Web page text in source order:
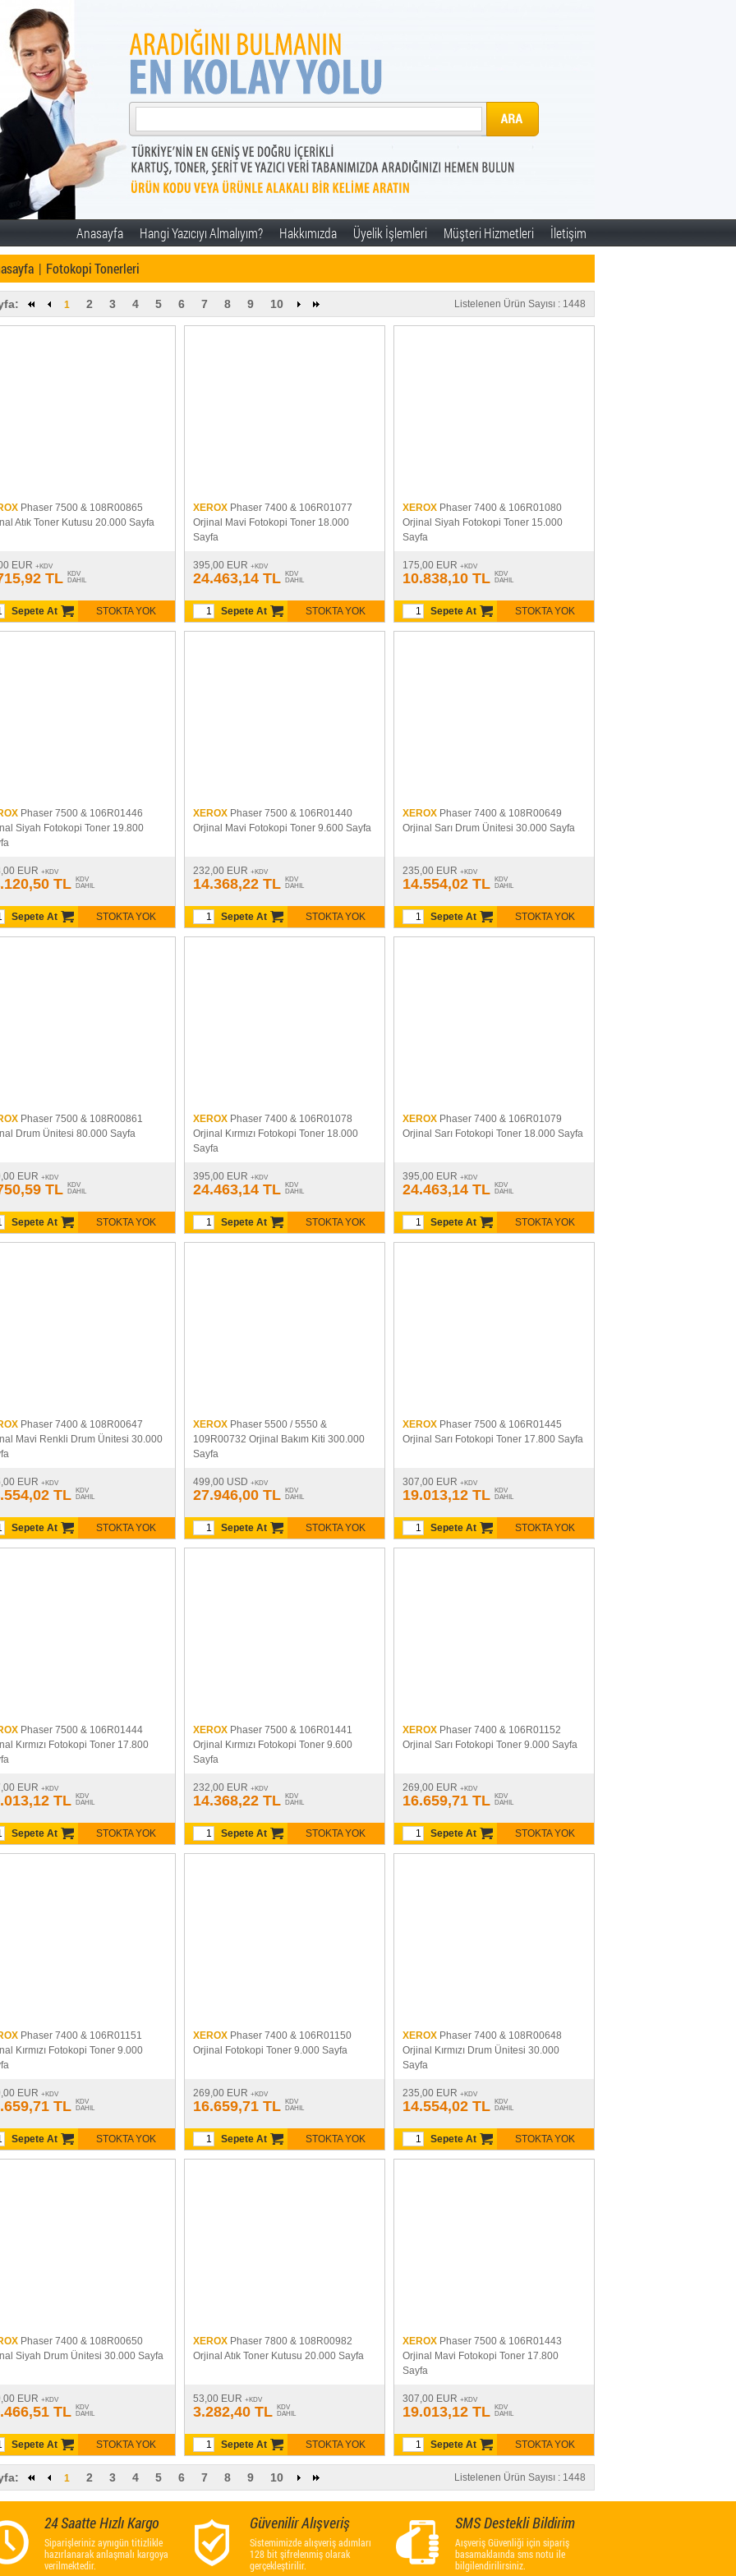
Anasayfa Hangi Yazıcıyı Almalıyım? Hakkımızda Üyelik İşlemleri Müşteri Hizmetleri İletişim
| Fotokopi Tonerleri
1 2 3 4 5 6 7 8 9 10 Listelenen Ürün Sayısı : 1448
Phaser 7500 & 108R00865
Atık Toner Kutusu 20.000 Sayfa
EUR +KDV
TL
KDV
DAHIL
STOKTA YOK
Sepete At
XEROX Phaser 7400 & 106R01077
Orjinal Mavi Fotokopi Toner 18.000
Sayfa
395,00 EUR +KDV
24.463,14 TL
KDV
DAHIL
STOKTA YOK
Sepete At
XEROX Phaser 7400 & 106R01080
Orjinal Siyah Fotokopi Toner 15.000
Sayfa
175,00 EUR +KDV
10.838,10 TL
KDV
DAHIL
STOKTA YOK
Sepete At
Phaser 7500 & 106R01446
Siyah Fotokopi Toner 19.800
EUR +KDV
TL
KDV
DAHIL
STOKTA YOK
Sepete At
XEROX Phaser 7500 & 106R01440
Orjinal Mavi Fotokopi Toner 9.600 Sayfa
232,00 EUR +KDV
14.368,22 TL
KDV
DAHIL
STOKTA YOK
Sepete At
XEROX Phaser 7400 & 108R00649
Orjinal Sarı Drum Ünitesi 30.000 Sayfa
235,00 EUR +KDV
14.554,02 TL
KDV
DAHIL
STOKTA YOK
Sepete At
Phaser 7500 & 108R00861
Drum Ünitesi 80.000 Sayfa
EUR +KDV
TL
KDV
DAHIL
STOKTA YOK
Sepete At
XEROX Phaser 7400 & 106R01078
Orjinal Kırmızı Fotokopi Toner 18.000
Sayfa
395,00 EUR +KDV
24.463,14 TL
KDV
DAHIL
STOKTA YOK
Sepete At
XEROX Phaser 7400 & 106R01079
Orjinal Sarı Fotokopi Toner 18.000 Sayfa
395,00 EUR +KDV
24.463,14 TL
KDV
DAHIL
STOKTA YOK
Sepete At
Phaser 7400 & 108R00647
Mavi Renkli Drum Ünitesi 30.000
EUR +KDV
TL
KDV
DAHIL
STOKTA YOK
Sepete At
XEROX Phaser 5500 / 5550 &
109R00732 Orjinal Bakım Kiti 300.000
Sayfa
499,00 USD +KDV
27.946,00 TL
KDV
DAHIL
STOKTA YOK
Sepete At
XEROX Phaser 7500 & 106R01445
Orjinal Sarı Fotokopi Toner 17.800 Sayfa
307,00 EUR +KDV
19.013,12 TL
KDV
DAHIL
STOKTA YOK
Sepete At
Phaser 7500 & 106R01444
Kırmızı Fotokopi Toner 17.800
EUR +KDV
TL
KDV
DAHIL
STOKTA YOK
Sepete At
XEROX Phaser 7500 & 106R01441
Orjinal Kırmızı Fotokopi Toner 9.600
Sayfa
232,00 EUR +KDV
14.368,22 TL
KDV
DAHIL
STOKTA YOK
Sepete At
XEROX Phaser 7400 & 106R01152
Orjinal Sarı Fotokopi Toner 9.000 Sayfa
269,00 EUR +KDV
16.659,71 TL
KDV
DAHIL
STOKTA YOK
Sepete At
Phaser 7400 & 106R01151
Kırmızı Fotokopi Toner 9.000
EUR +KDV
TL
KDV
DAHIL
STOKTA YOK
Sepete At
XEROX Phaser 7400 & 106R01150
Orjinal Fotokopi Toner 9.000 Sayfa
269,00 EUR +KDV
16.659,71 TL
KDV
DAHIL
STOKTA YOK
Sepete At
XEROX Phaser 7400 & 108R00648
Orjinal Kırmızı Drum Ünitesi 30.000
Sayfa
235,00 EUR +KDV
14.554,02 TL
KDV
DAHIL
STOKTA YOK
Sepete At
Phaser 7400 & 108R00650
Siyah Drum Ünitesi 30.000 Sayfa
EUR +KDV
TL
KDV
DAHIL
STOKTA YOK
Sepete At
XEROX Phaser 7800 & 108R00982
Orjinal Atık Toner Kutusu 20.000 Sayfa
53,00 EUR +KDV
3.282,40 TL
KDV
DAHIL
STOKTA YOK
Sepete At
XEROX Phaser 7500 & 106R01443
Orjinal Mavi Fotokopi Toner 17.800
Sayfa
307,00 EUR +KDV
19.013,12 TL
KDV
DAHIL
STOKTA YOK
Sepete At
1 2 3 4 5 6 7 8 9 10 Listelenen Ürün Sayısı : 1448
24 Saatte Hızlı Kargo
Siparişleriniz aynıgün titizlikle
hazırlanarak anlaşmalı kargoya
verilmektedir.
Güvenilir Alışveriş
Sistemimizde alışveriş adımları
128 bit şifrelenmiş olarak
gerçekleştirilir.
SMS Destekli Bildirim
Aışveriş Güvenliği için sipariş
basamaklaında sms notu ile
bilgilendirilirsiniz.